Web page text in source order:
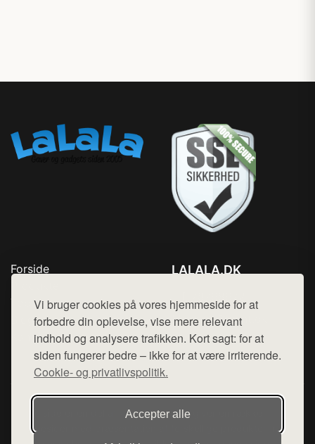
Vi bruger cookies på vores hjemmeside for at
forbedre din oplevelse, vise mere relevant
indhold og analysere trafikken. Kort sagt: for at
siden fungerer bedre – ikke for at være irriterende.
Cookie- og privatlivspolitik.
Accepter alle
Forside
Top Rabatter
Blog
Kontakt
LALALA.DK
Mail: hej@want.dk
Cookie- og privatlivspolitik
Denne side er en del af want.dk, der udgiver en række
hjemmesider med præsentation af forskellige produkter fra